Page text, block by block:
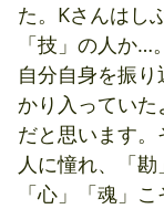
た。Kさんはし
「技」の人か…
自分自身を振
かり入ってい
だと思います
人に憧れ、「
「心」「魂」